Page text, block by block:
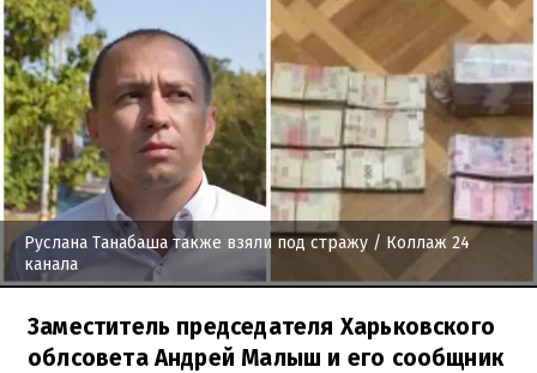
Руслана Танабаша также взяли под стражу / Коллаж 24
канала
Заместитель председателя Харьковского
облсовета Андрей Малыш и его сообщник